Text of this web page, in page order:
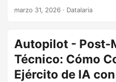
motor de IA prescriptiva que
de cómo la optimización
fast fashion.
marzo 31, 2026 · Datalaria
Autopilot - Post-
Técnico: Cómo
Ejército de IA